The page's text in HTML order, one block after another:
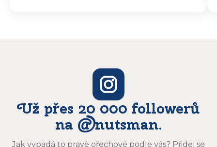
Už přes 20 000 followerů
na @nutsman.
Jak vypadá to pravé ořechové podle vás? Přidej se